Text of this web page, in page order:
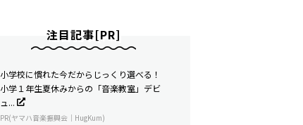
注目記事[PR]
小学校に慣れた今だからじっくり選べる！
小学１年生夏休みからの「音楽教室」デビ
ュ...
PR(ヤマハ音楽振興会｜HugKum)